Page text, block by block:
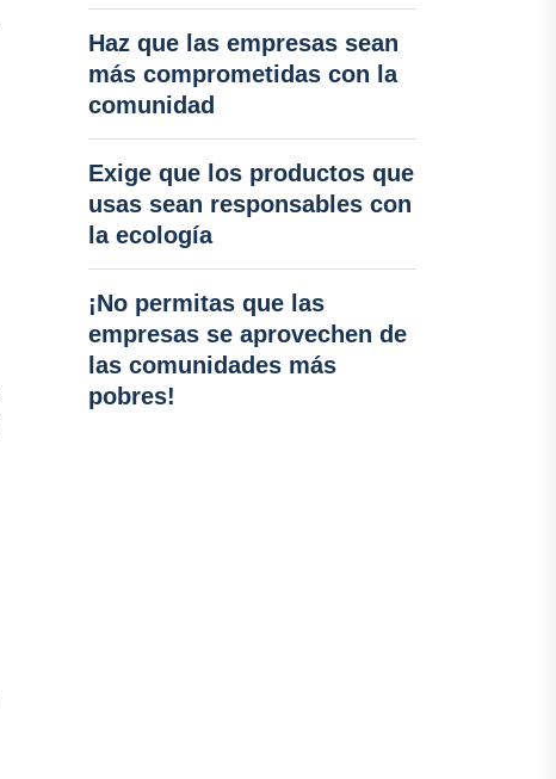
Haz que las empresas sean
más comprometidas con la
comunidad
Exige que los productos que
usas sean responsables con
la ecología
¡No permitas que las
empresas se aprovechen de
las comunidades más
pobres!